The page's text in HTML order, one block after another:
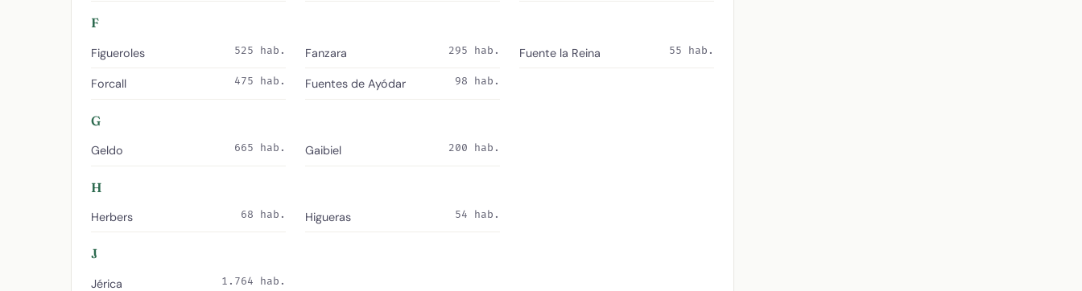
F
Figueroles 525 hab.
Forcall 475 hab.
Fanzara 295 hab.
Fuentes de Ayódar 98 hab.
Fuente la Reina 55 hab.
G
Geldo 665 hab. Gaibiel 200 hab.
H
Herbers 68 hab. Higueras 54 hab.
J
Jérica 1.764 hab.